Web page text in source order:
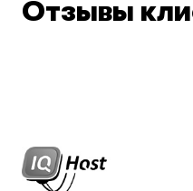
Отзывы